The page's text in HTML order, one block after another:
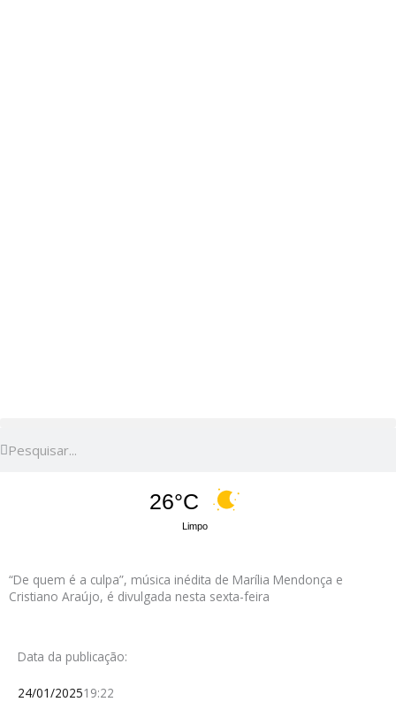
26°C
Limpo
“De quem é a culpa”, música inédita de Marília Mendonça e
Cristiano Araújo, é divulgada nesta sexta-feira
Data da publicação:
24/01/202519:22